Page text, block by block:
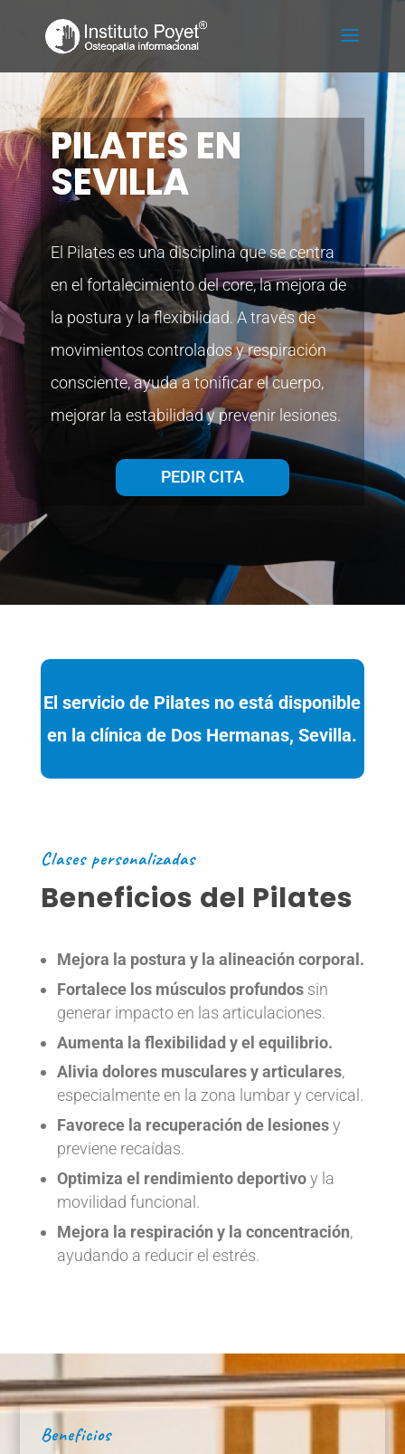
PILATES EN
SEVILLA
El Pilates es una disciplina que se centra
en el fortalecimiento del core, la mejora de
la postura y la flexibilidad. A través de
movimientos controlados y respiración
consciente, ayuda a tonificar el cuerpo,
mejorar la estabilidad y prevenir lesiones.
PEDIR CITA
El servicio de Pilates no está disponible
en la clínica de Dos Hermanas, Sevilla.
Clases personalizadas
Beneficios del Pilates
Mejora la postura y la alineación corporal.
Fortalece los músculos profundossin
generar impacto en las articulaciones.
Aumenta la flexibilidad y el equilibrio.
Alivia dolores musculares y articulares,
especialmente en la zona lumbar y cervical.
Favorece la recuperación de lesionesy
previene recaídas.
Optimiza el rendimiento deportivoy la
movilidad funcional.
Mejora la respiración y la concentración,
ayudando a reducir el estrés.
Beneficios